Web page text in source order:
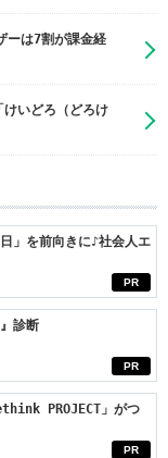
ーは7割が課金経
いどろ（どろけ
PR
」を前向きに♪社会人エ
PR
診断
PR
PROJECT」がつ